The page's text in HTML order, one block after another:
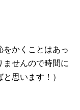
をかくことはあっ
ませんので時間に
思います！）